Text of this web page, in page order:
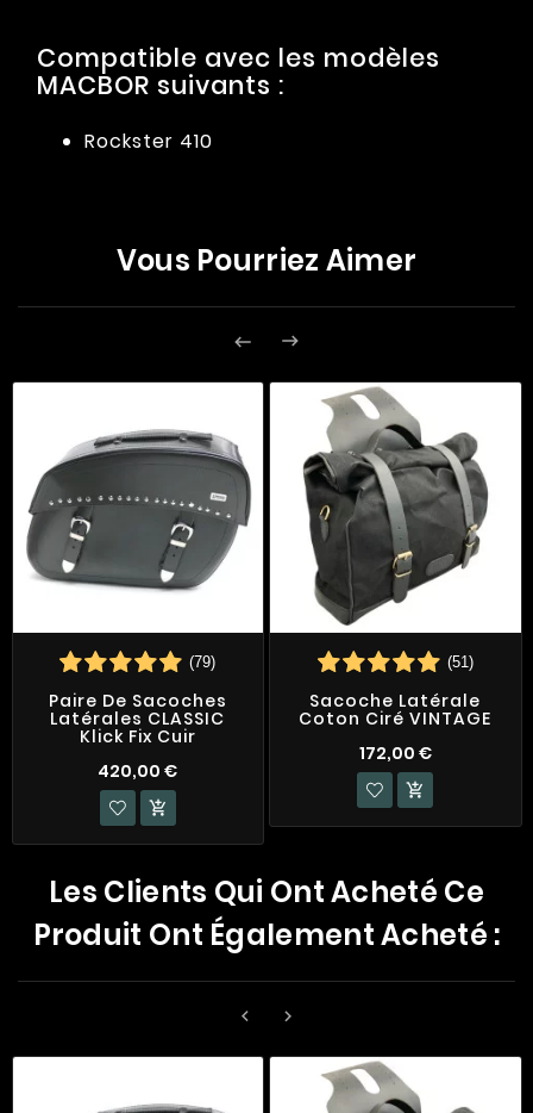
Compatible avec les modèles
MACBOR suivants :
Rockster 410
Vous Pourriez Aimer
 
(79)
Paire De Sacoches
Latérales CLASSIC
Klick Fix Cuir
420,00 €

(51)
Sacoche Latérale
Coton Ciré VINTAGE
172,00 €

Les Clients Qui Ont Acheté Ce
Produit Ont Également Acheté :
 